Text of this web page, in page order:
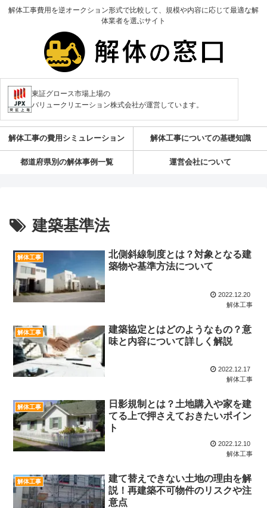
解体工事費用を逆オークション形式で比較して、規模や内容に応じて最適な解
体業者を選ぶサイト
東証グロース市場上場の
バリュークリエーション株式会社が運営しています。
解体工事の費用シミュレーション 解体工事についての基礎知識
都道府県別の解体事例一覧 運営会社について
建築基準法
解体工事
北側斜線制度とは？対象となる建
築物や基準方法について
2022.12.20
解体工事
解体工事
建築協定とはどのようなもの？意
味と内容について詳しく解説
2022.12.17
解体工事
解体工事
日影規制とは？土地購入や家を建
てる上で押さえておきたいポイン
ト
2022.12.10
解体工事
解体工事
建て替えできない土地の理由を解
説！再建築不可物件のリスクや注
意点